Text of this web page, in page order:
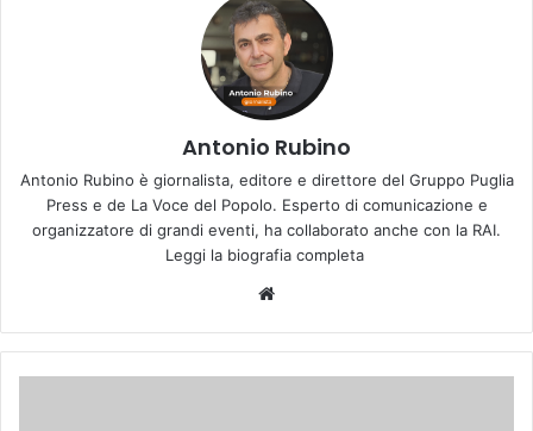
Antonio Rubino
Antonio Rubino è giornalista, editore e direttore del Gruppo Puglia
Press e de La Voce del Popolo. Esperto di comunicazione e
organizzatore di grandi eventi, ha collaborato anche con la RAI.
Leggi la biografia completa
te